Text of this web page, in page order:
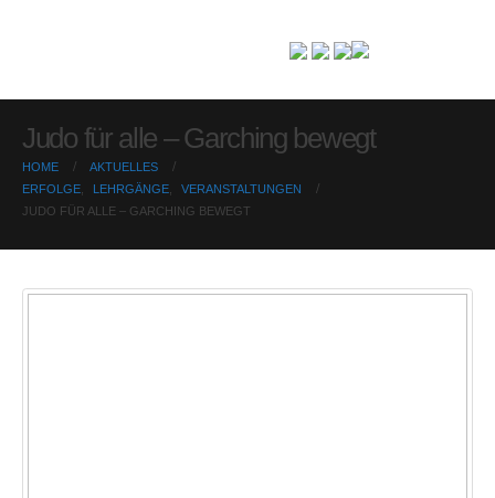
Judo für alle – Garching bewegt
HOME
AKTUELLES
ERFOLGE
LEHRGÄNGE
VERANSTALTUNGEN
JUDO FÜR ALLE – GARCHING BEWEGT